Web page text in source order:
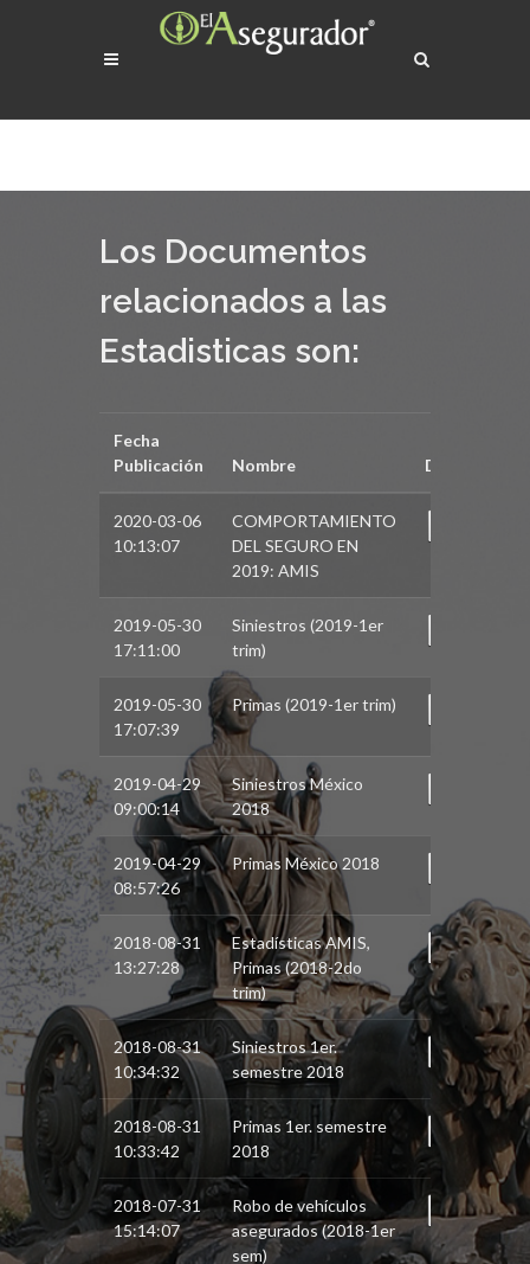
Los Documentos
relacionados a las
Estadisticas son:
Fecha
Publicación
Nombre Documento
2020-03-06
10:13:07
COMPORTAMIENTO
DEL SEGURO EN
2019: AMIS
2019-05-30
17:11:00
Siniestros (2019-1er
trim)
2019-05-30
17:07:39
Primas (2019-1er trim)
2019-04-29
09:00:14
Siniestros México
2018
2019-04-29
08:57:26
Primas México 2018
2018-08-31
13:27:28
Estadísticas AMIS,
Primas (2018-2do
trim)
2018-08-31
10:34:32
Siniestros 1er.
semestre 2018
2018-08-31
10:33:42
Primas 1er. semestre
2018
2018-07-31
15:14:07
Robo de vehículos
asegurados (2018-1er
sem)